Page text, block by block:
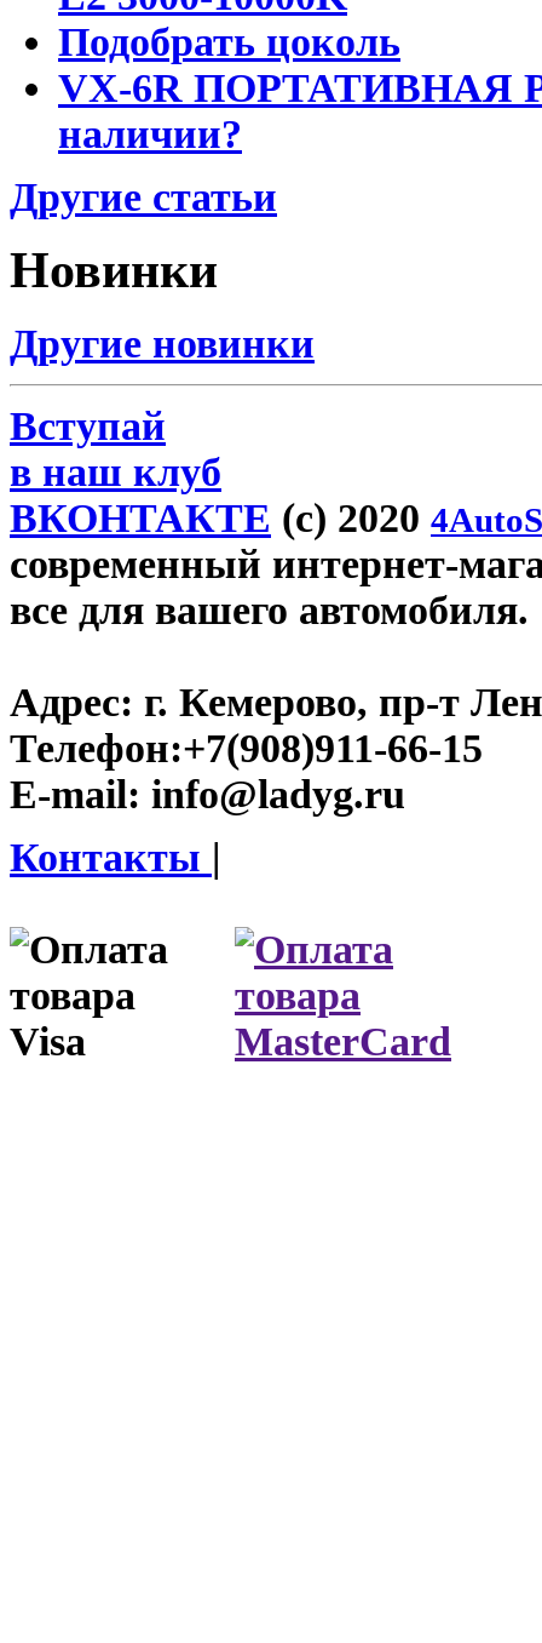
Подобрать цоколь
VX-6R ПОРТАТИВНАЯ
наличии?
Другие статьи
Новинки
Другие новинки
Вступай
в наш клуб
ВКОНТАКТЕ (c) 2020
современный интернет-
все для вашего автомобиля.
Адрес: г. Кемерово, пр-т
Телефон:+7(908)911-66-15
E-mail: info@ladyg.ru
Контакты |